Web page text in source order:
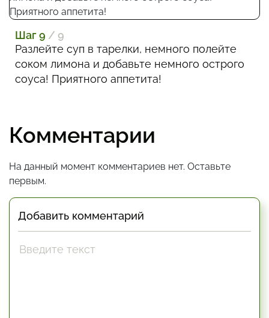
Шаг 9 / 9
Разлейте суп в тарелки, немного полейте
соком лимона и добавьте немного острого
соуса! Приятного аппетита!
Комментарии
На данный момент комментариев нет. Оставьте
первым.
Добавить комментарий